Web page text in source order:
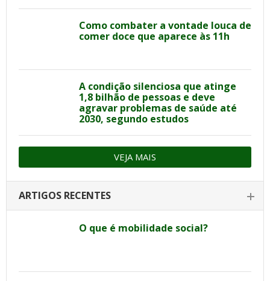
Como combater a vontade louca de
comer doce que aparece às 11h
A condição silenciosa que atinge
1,8 bilhão de pessoas e deve
agravar problemas de saúde até
2030, segundo estudos
VEJA MAIS
ARTIGOS RECENTES
O que é mobilidade social?